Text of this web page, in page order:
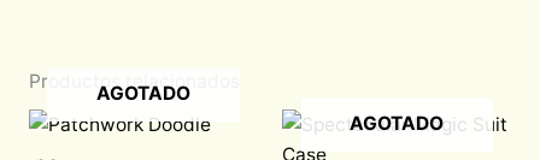
Productos relacionados
AGOTADO
AGOTADO